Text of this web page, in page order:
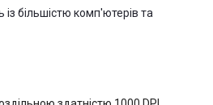
із більшістю комп'ютерів та